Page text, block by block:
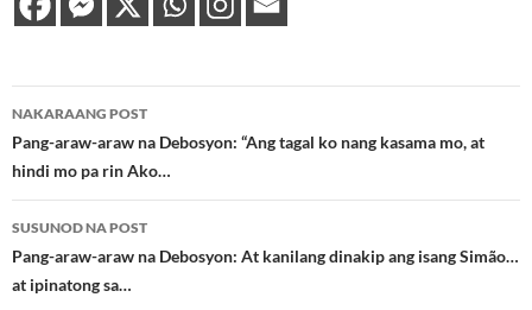
Post
navigation
NAKARAANG POST
Pang-araw-araw na Debosyon: “Ang tagal ko nang kasama mo, at
hindi mo pa rin Ako…
SUSUNOD NA POST
Pang-araw-araw na Debosyon: At kanilang dinakip ang isang Simão…
at ipinatong sa…